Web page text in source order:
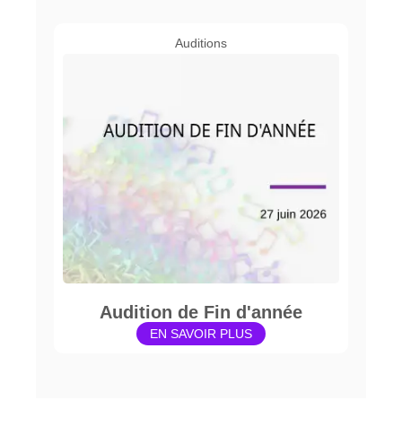
Auditions
Audition de Fin d'année
EN SAVOIR PLUS